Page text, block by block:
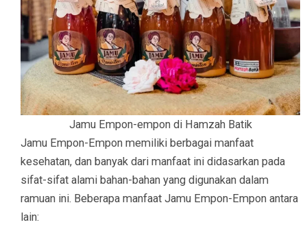
Jamu Empon-empon di Hamzah Batik
Jamu Empon-Empon memiliki berbagai manfaat
kesehatan, dan banyak dari manfaat ini didasarkan pada
sifat-sifat alami bahan-bahan yang digunakan dalam
ramuan ini. Beberapa manfaat Jamu Empon-Empon antara
lain: